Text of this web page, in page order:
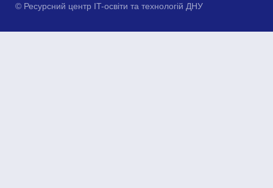
© Ресурсний центр IT-освіти та технологій ДНУ